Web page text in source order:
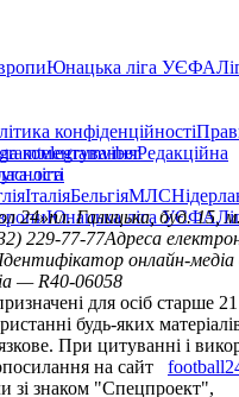
Юнацька ліга УЄФА
конфіденційності
коментуванняРедакційна
telegramviber
ліга
ІталіяБельгіяМЛС
Юнацька ліга УЄФА
24»пл. Галицька, буд. 15, м.
229-77-77Адреса
Ідентифікатор онлайн-медіа
— R40-06058
для осіб старше
будь-яких
При цитуванні і
на сайт
зі знаком "Спецпроект",